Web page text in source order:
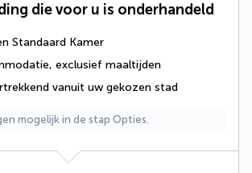
die voor u is onderhandeld
Standaard Kamer
exclusief maaltijden
vanuit uw gekozen stad
mogelijk in de stap Opties.